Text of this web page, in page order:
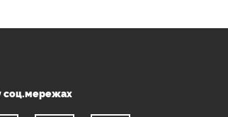
соц.мережах